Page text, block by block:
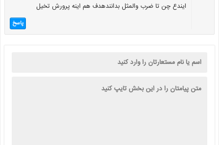
ایندع چن تا ضرب والمثل بدانندهدف هم اینه پرورش تخیل
پاسخ